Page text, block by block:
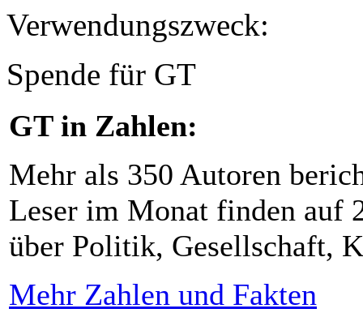
Verwendungszweck:
Spende für GT
GT in Zahlen:
Mehr als 350 Autoren
Leser im Monat finden auf
über Politik, Gesellschaft,
Mehr Zahlen und Fakten